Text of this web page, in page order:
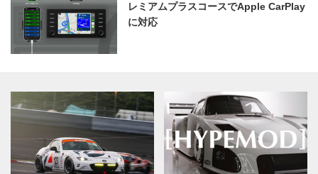
レミアムプラスコースでApple CarPlay
に対応